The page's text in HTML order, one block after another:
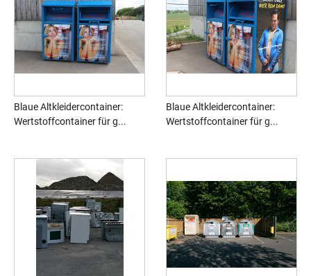
Blaue Altkleidercontainer:
Wertstoffcontainer für g...
Blaue Altkleidercontainer:
Wertstoffcontainer für g...